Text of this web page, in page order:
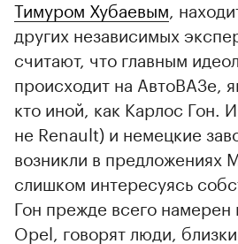
Тимуром Хубаевым,
других независимых
считают, что главным
происходит на АвтоВАЗе,
кто иной, как Карлос Гон.
не Renault) и немецкие
возникли в предложениях
слишком интересуясь
Гон прежде всего намерен
Opel, говорят люди,